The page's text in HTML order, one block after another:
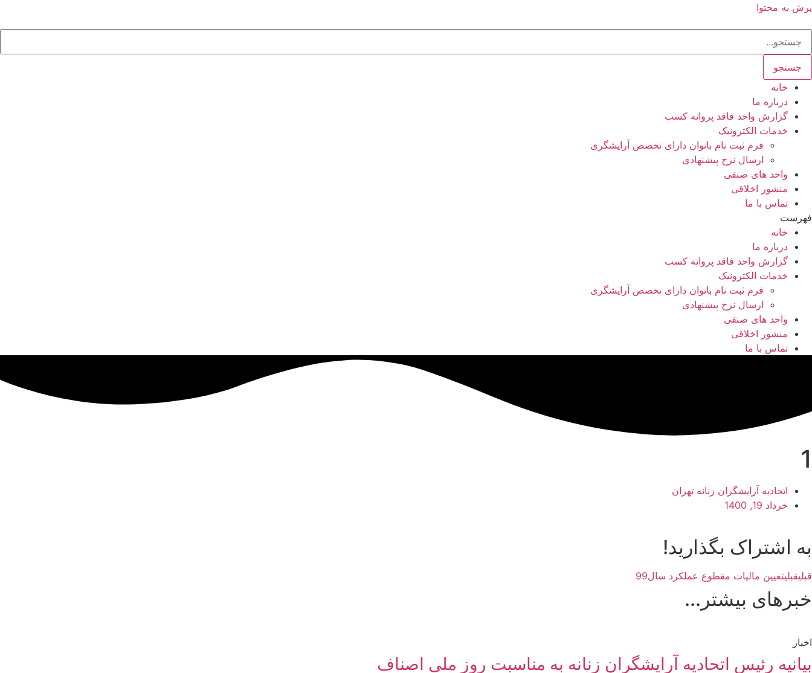
پرش به محتوا
جستجو
خانه
درباره ما
گزارش واحد فاقد پروانه کسب
خدمات الکترونیک
فرم ثبت نام بانوان دارای تخصص آرایشگری
ارسال نرخ پیشنهادی
واحد های صنفی
منشور اخلاقی
تماس با ما
فهرست
خانه
درباره ما
گزارش واحد فاقد پروانه کسب
خدمات الکترونیک
فرم ثبت نام بانوان دارای تخصص آرایشگری
ارسال نرخ پیشنهادی
واحد های صنفی
منشور اخلاقی
تماس با ما
1
اتحادیه آرایشگران زنانه تهران
خرداد 19, 1400
به اشتراک بگذارید!
قبلیقبلیتعیین مالیات مقطوع عملکرد سال99
خبرهای بیشتر...
اخبار
بیانیه رئیس اتحادیه آرایشگران زنانه به مناسبت روز ملی اصناف